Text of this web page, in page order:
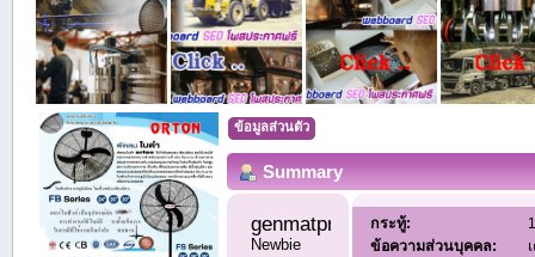
ข้อมูลส่วนตัว
Summary
genmatproduct
Newbie
กระทู้:
ข้อความส่วนบุคคล: